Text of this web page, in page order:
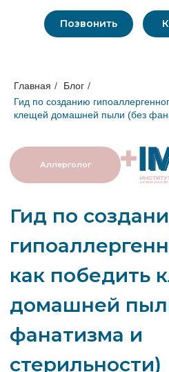
Позвонить
Главная / Блог /
Гид по созданию
клещей домашней пыли (без
Гид по созданию
гипоаллергенного
домашней пыли (без
фанатизма и
стерильности)
Лечением данного заболевания
Аллерголог